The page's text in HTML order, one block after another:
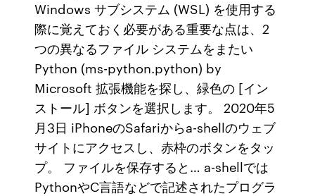
Windows サブシステム (WSL) を使用する
際に覚えておく必要がある重要な点は、2
つの異なるファイル システムをまたい
Python (ms-python.python) by
Microsoft 拡張機能を探し、緑色の [イン
ストール] ボタンを選択します。 2020年5
月3日 iPhoneのSafariからa-shellのウェブ
サイトにアクセスし、赤枠のボタンをタッ
プ。 ファイルを保存すると… a-shellでは
PythonやC言語などで記述されたプログラ